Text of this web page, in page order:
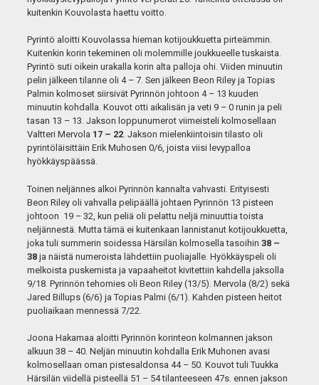
kuitenkin Kouvolasta haettu voitto.
Pyrintö aloitti Kouvolassa hieman kotijoukkuetta pirteämmin.
Kuitenkin korin tekeminen oli molemmille joukkueelle tuskaista.
Pyrintö suti oikein urakalla korin alta palloja ohi. Viiden minuutin
pelin jälkeen tilanne oli 4 – 7. Sen jälkeen Beon Riley ja Topias
Palmin kolmoset siirsivät Pyrinnön johtoon 4 – 13 kuuden
minuutin kohdalla. Kouvot otti aikalisän ja veti 9 – 0 runin ja peli
tasan 13 – 13. Jakson loppunumerot viimeisteli kolmosellaan
Valtteri Mervola 17 – 22. Jakson mielenkiintoisin tilasto oli
pyrintöläisittäin Erik Muhosen 0/6, joista viisi levypalloa
hyökkäyspäässä.
Toinen neljännes alkoi Pyrinnön kannalta vahvasti. Erityisesti
Beon Riley oli vahvalla pelipäällä johtaen Pyrinnön 13 pisteen
johtoon 19 – 32, kun peliä oli pelattu neljä minuuttia toista
neljännestä. Mutta tämä ei kuitenkaan lannistanut kotijoukkuetta,
joka tuli summerin soidessa Härsilän kolmosella tasoihin38 –
38 ja näistä numeroista lähdettiin puoliajalle. Hyökkäyspeli oli
melkoista puskemista ja vapaaheitot kivitettiin kahdella jaksolla
9/18. Pyrinnön tehomies oli Beon Riley (13/5). Mervola (8/2) sekä
Jared Billups (6/6) ja Topias Palmi (6/1). Kahden pisteen heitot
puoliaikaan mennessä 7/22.
Joona Hakamaa aloitti Pyrinnön korinteon kolmannen jakson
alkuun 38 – 40. Neljän minuutin kohdalla Erik Muhonen avasi
kolmosellaan oman pistesaldonsa 44 – 50. Kouvot tuli Tuukka
Härsilän viidellä pisteellä 51 – 54 tilanteeseen 47s. ennen jakson